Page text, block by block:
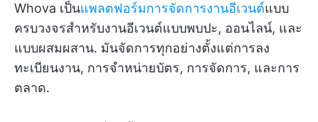
Whova เป็นแพลตฟอร์มการจัดการงานอีเวนต์แบบ
ครบวงจรสำหรับงานอีเวนต์แบบพบปะ, ออนไลน์, และ
แบบผสมผสาน. มันจัดการทุกอย่างตั้งแต่การลง
ทะเบียนงาน, การจำหน่ายบัตร, การจัดการ, และการ
ตลาด.